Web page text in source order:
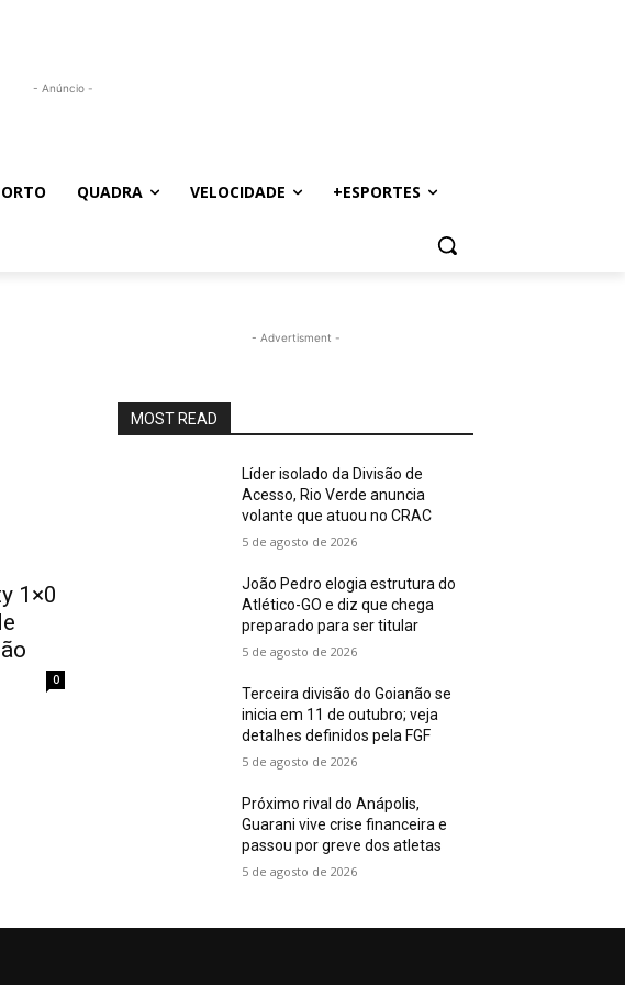
- Anúncio -
QUADRA VELOCIDADE +ESPORTES
1×0
0
- Advertisment -
MOST READ
Líder isolado da Divisão de
Acesso, Rio Verde anuncia
volante que atuou no CRAC
5 de agosto de 2026
João Pedro elogia estrutura do
Atlético-GO e diz que chega
preparado para ser titular
5 de agosto de 2026
Terceira divisão do Goianão se
inicia em 11 de outubro; veja
detalhes definidos pela FGF
5 de agosto de 2026
Próximo rival do Anápolis,
Guarani vive crise financeira e
passou por greve dos atletas
5 de agosto de 2026